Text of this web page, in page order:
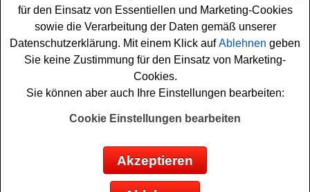
Falls Sie an dem tollen Grill-Gewinnspiel von Edeka
teilnehmen wollen, sollten Sie fix die Lösung
herausfinden und können sich damit Ihre Chance
sichern. Vielleicht haben Sie ja Glück? Auf jeden Fall
drücken wir schon einmal fest die Daumen!
Edeka verlost 3x einen Sanstos Gasgrill,
Anzeige:
für den Einsatz von Essentiellen und Marketing-Cookies
sowie die Verarbeitung der Daten gemäß unserer
Datenschutzerklärung. Mit einem Klick aufAblehnen geben
Sie keine Zustimmung für den Einsatz von Marketing-
Cookies.
Sie können aber auch Ihre Einstellungen bearbeiten:
Cookie Einstellungen bearbeiten
Akzeptieren